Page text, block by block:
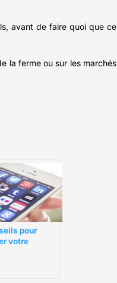
avant de faire quoi que ce
la ferme ou sur les marchés
pour
votre